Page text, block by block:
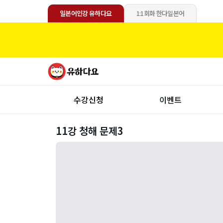
일본어인강 유하다요 1:1회화 한다일본어
수강신청 이벤트
11강 청해 문제3